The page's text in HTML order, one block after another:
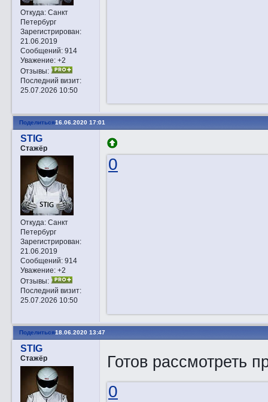
Откуда:Санкт
Петербург
Зарегистрирован:
21.06.2019
Сообщений:914
Уважение: +2
Отзывы:
Последний визит:
25.07.2026 10:50
Поделиться16.06.2020 17:01
STIG
Стажёр
Откуда:Санкт
Петербург
Зарегистрирован:
21.06.2019
Сообщений:914
Уважение: +2
Отзывы:
Последний визит:
25.07.2026 10:50
0
Поделиться18.06.2020 13:47
STIG
Стажёр
Готов рассмотреть
0